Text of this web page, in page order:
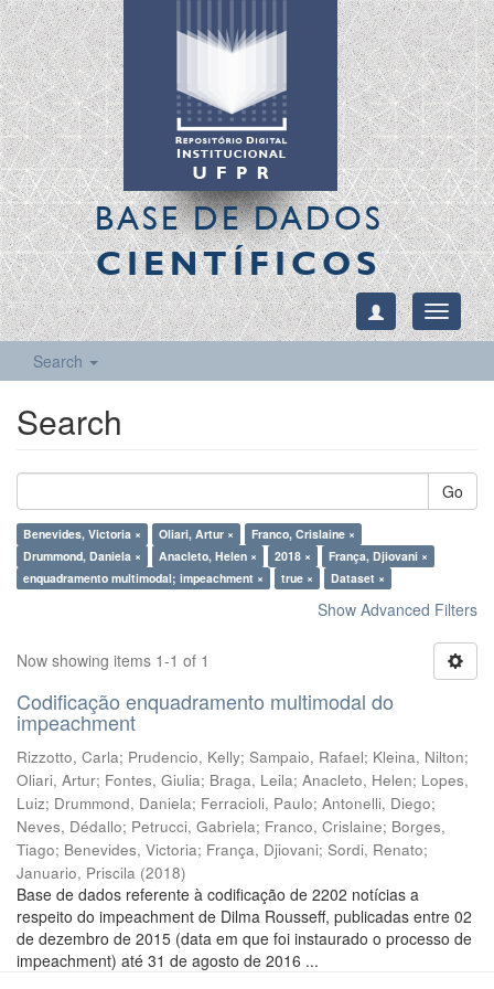
BASE DE DADOS
CIENTÍFICOS
Toggle
Search
Search
Go
Benevides, Victoria × Oliari, Artur ×
Franco, Crislaine ×
Drummond, Daniela ×
Anacleto, Helen × 2018 ×
França, Djiovani ×
enquadramento multimodal; impeachment ×
true × Dataset ×
Show Advanced Filters
Now showing items 1-1 of 1
Codificação enquadramento multimodal do
impeachment
Rizzotto, Carla; Prudencio, Kelly; Sampaio, Rafael; Kleina, Nilton;
Oliari, Artur; Fontes, Giulia; Braga, Leila; Anacleto, Helen; Lopes,
Luiz; Drummond, Daniela; Ferracioli, Paulo; Antonelli, Diego;
Neves, Dédallo; Petrucci, Gabriela; Franco, Crislaine; Borges,
Tiago; Benevides, Victoria; França, Djiovani; Sordi, Renato;
Januario, Priscila (2018)
Base de dados referente à codificação de 2202 notícias a
respeito do impeachment de Dilma Rousseff, publicadas entre 02
de dezembro de 2015 (data em que foi instaurado o processo de
impeachment) até 31 de agosto de 2016 ...